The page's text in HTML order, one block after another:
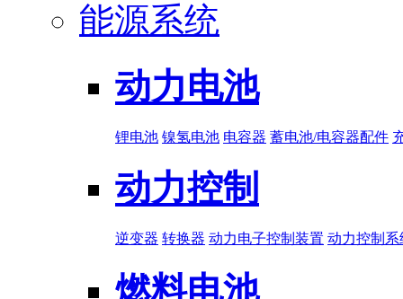
能源系统
动力电池
锂电池 镍氢电池 电容器 蓄电池/电容器配件
动力控制
逆变器 转换器 动力电子控制装置 动力控制系
燃料电池